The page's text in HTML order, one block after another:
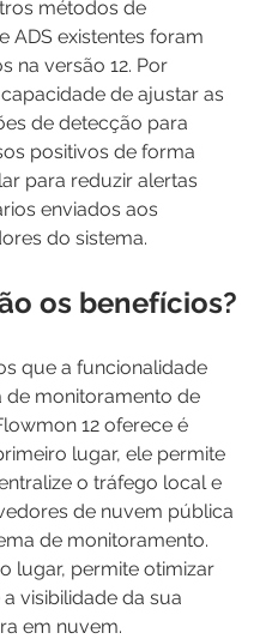
métodos de
ADS existentes foram
na versão 12. Por
de ajustar as
de detecção para
positivos de forma
para reduzir alertas
enviados aos
do sistema.
os benefícios?
que a funcionalidade
de monitoramento de
12 oferece é
lugar, ele permite
o tráfego local e
de nuvem pública
de monitoramento.
lugar, permite otimizar
visibilidade da sua
em nuvem.